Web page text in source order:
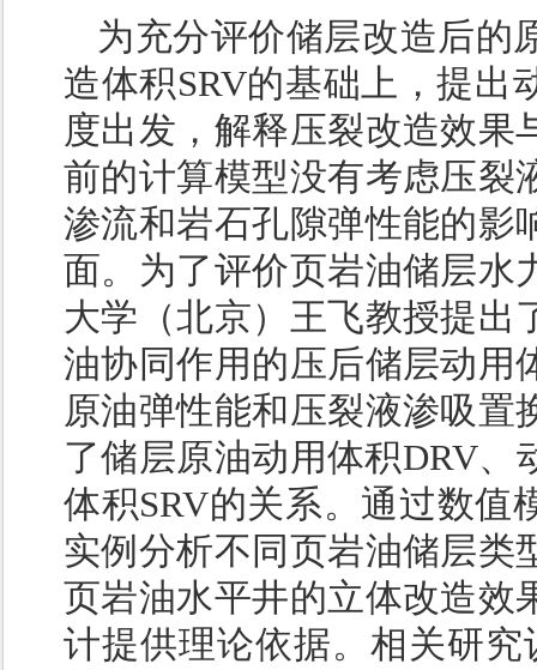
为充分评价储层改造后的
造体积SRV的基础上，提出
度出发，解释压裂改造效果
前的计算模型没有考虑压裂
渗流和岩石孔隙弹性能的影
面。为了评价页岩油储层水
大学（北京）王飞教授提出
油协同作用的压后储层动用
原油弹性能和压裂液渗吸置
了储层原油动用体积DRV
体积SRV的关系。通过数值
实例分析不同页岩油储层类
页岩油水平井的立体改造效
计提供理论依据。相关研